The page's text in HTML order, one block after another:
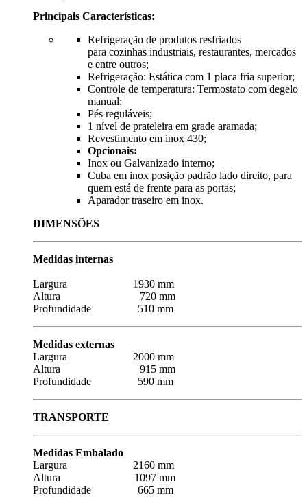
Principais Características:
Refrigeração de produtos resfriados
para cozinhas industriais, restaurantes, mercados
e entre outros;
Refrigeração: Estática com 1 placa fria superior;
Controle de temperatura: Termostato com degelo
manual;
Pés reguláveis;
1 nível de prateleira em grade aramada;
Revestimento em inox 430;
Opcionais:
Inox ou Galvanizado interno;
Cuba em inox posição padrão lado direito, para
quem está de frente para as portas;
Aparador traseiro em inox.
DIMENSÕES
Medidas internas
Largura 1930 mm
Altura 720 mm
Profundidade 510 mm
Medidas externas
Largura 2000 mm
Altura 915 mm
Profundidade 590 mm
TRANSPORTE
Medidas Embalado
Largura 2160 mm
Altura 1097 mm
Profundidade 665 mm